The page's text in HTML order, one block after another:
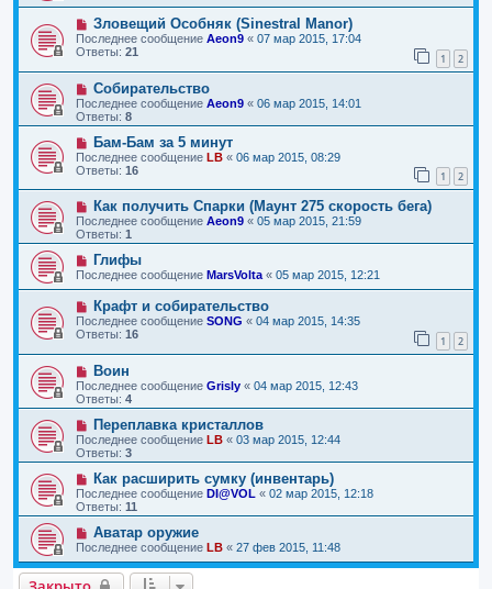
Зловещий Особняк (Sinestral Manor)
Последнее сообщение Aeon9 « 07 мар 2015, 17:04
Ответы: 21 1 2
Собирательство
Последнее сообщение Aeon9 « 06 мар 2015, 14:01
Ответы: 8
Бам-Бам за 5 минут
Последнее сообщение LB « 06 мар 2015, 08:29
Ответы: 16 1 2
Как получить Спарки (Маунт 275 скорость бега)
Последнее сообщение Aeon9 « 05 мар 2015, 21:59
Ответы: 1
Глифы
Последнее сообщение MarsVolta « 05 мар 2015, 12:21
Крафт и собирательство
Последнее сообщение SONG « 04 мар 2015, 14:35
Ответы: 16 1 2
Воин
Последнее сообщение Grisly « 04 мар 2015, 12:43
Ответы: 4
Переплавка кристаллов
Последнее сообщение LB « 03 мар 2015, 12:44
Ответы: 3
Как расширить сумку (инвентарь)
Последнее сообщение DI@VOL « 02 мар 2015, 12:18
Ответы: 11
Аватар оружие
Последнее сообщение LB « 27 фев 2015, 11:48